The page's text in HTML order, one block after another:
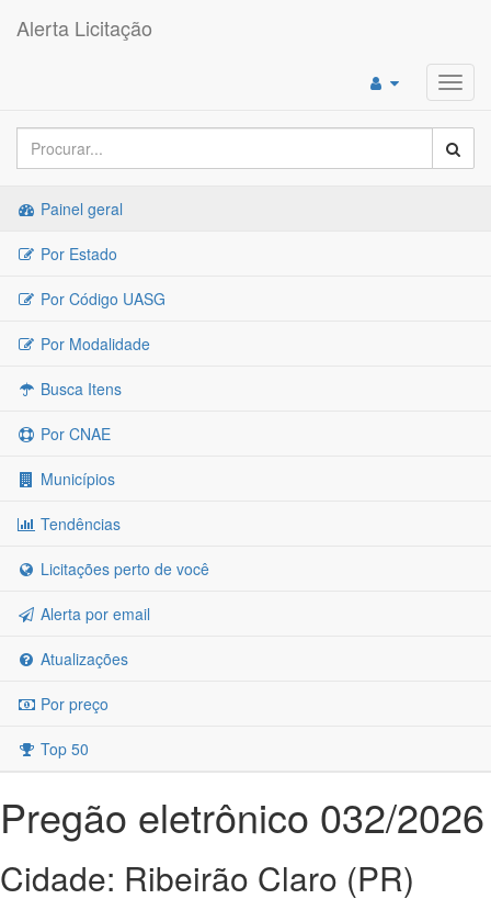
Alerta Licitação
Painel geral
Por Estado
Por Código UASG
Por Modalidade
Busca Itens
Por CNAE
Municípios
Tendências
Licitações perto de você
Alerta por email
Atualizações
Por preço
Top 50
Pregão eletrônico 032/2026
Cidade: Ribeirão Claro (PR)